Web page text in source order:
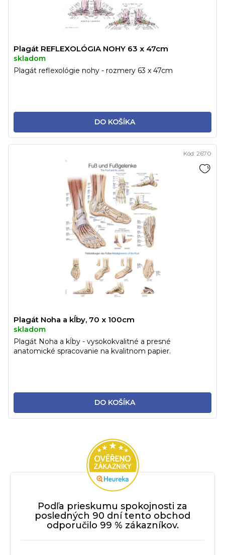
Plagát REFLEXOLÓGIA NOHY 63 x 47cm
skladom
DO KOŠÍKA
Plagát reflexológie nohy - rozmery 63 x 47cm
Plagát Noha a kĺby, 70 x 100cm
skladom
DO KOŠÍKA
Plagát Noha a kĺby - vysokokvalitné a presné
anatomické spracovanie na kvalitnom papier.
Kód: 2670
Podľa prieskumu spokojnosti za
posledných 90 dní tento obchod
odporučilo 99 % zákazníkov.